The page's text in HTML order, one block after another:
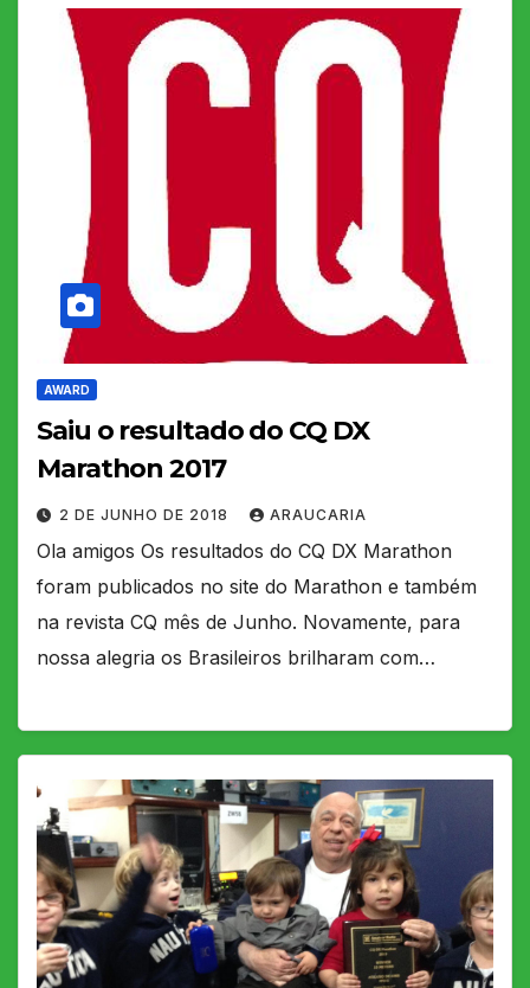
AWARD
Saiu o resultado do CQ DX
Marathon 2017
2 DE JUNHO DE 2018 ARAUCARIA
Ola amigos Os resultados do CQ DX Marathon
foram publicados no site do Marathon e também
na revista CQ mês de Junho. Novamente, para
nossa alegria os Brasileiros brilharam com…